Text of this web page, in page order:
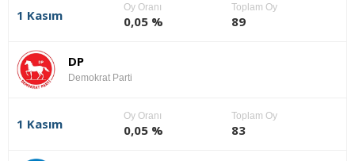
1 Kasım
Oy Oranı
0,05 %
Toplam Oy
89
DP
Demokrat Parti
1 Kasım
Oy Oranı
0,05 %
Toplam Oy
83